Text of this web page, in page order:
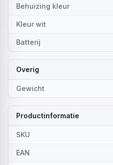
Behuizing kleur
Kleur wit
Batterij
Overig
Gewicht
Productinformatie
SKU
EAN